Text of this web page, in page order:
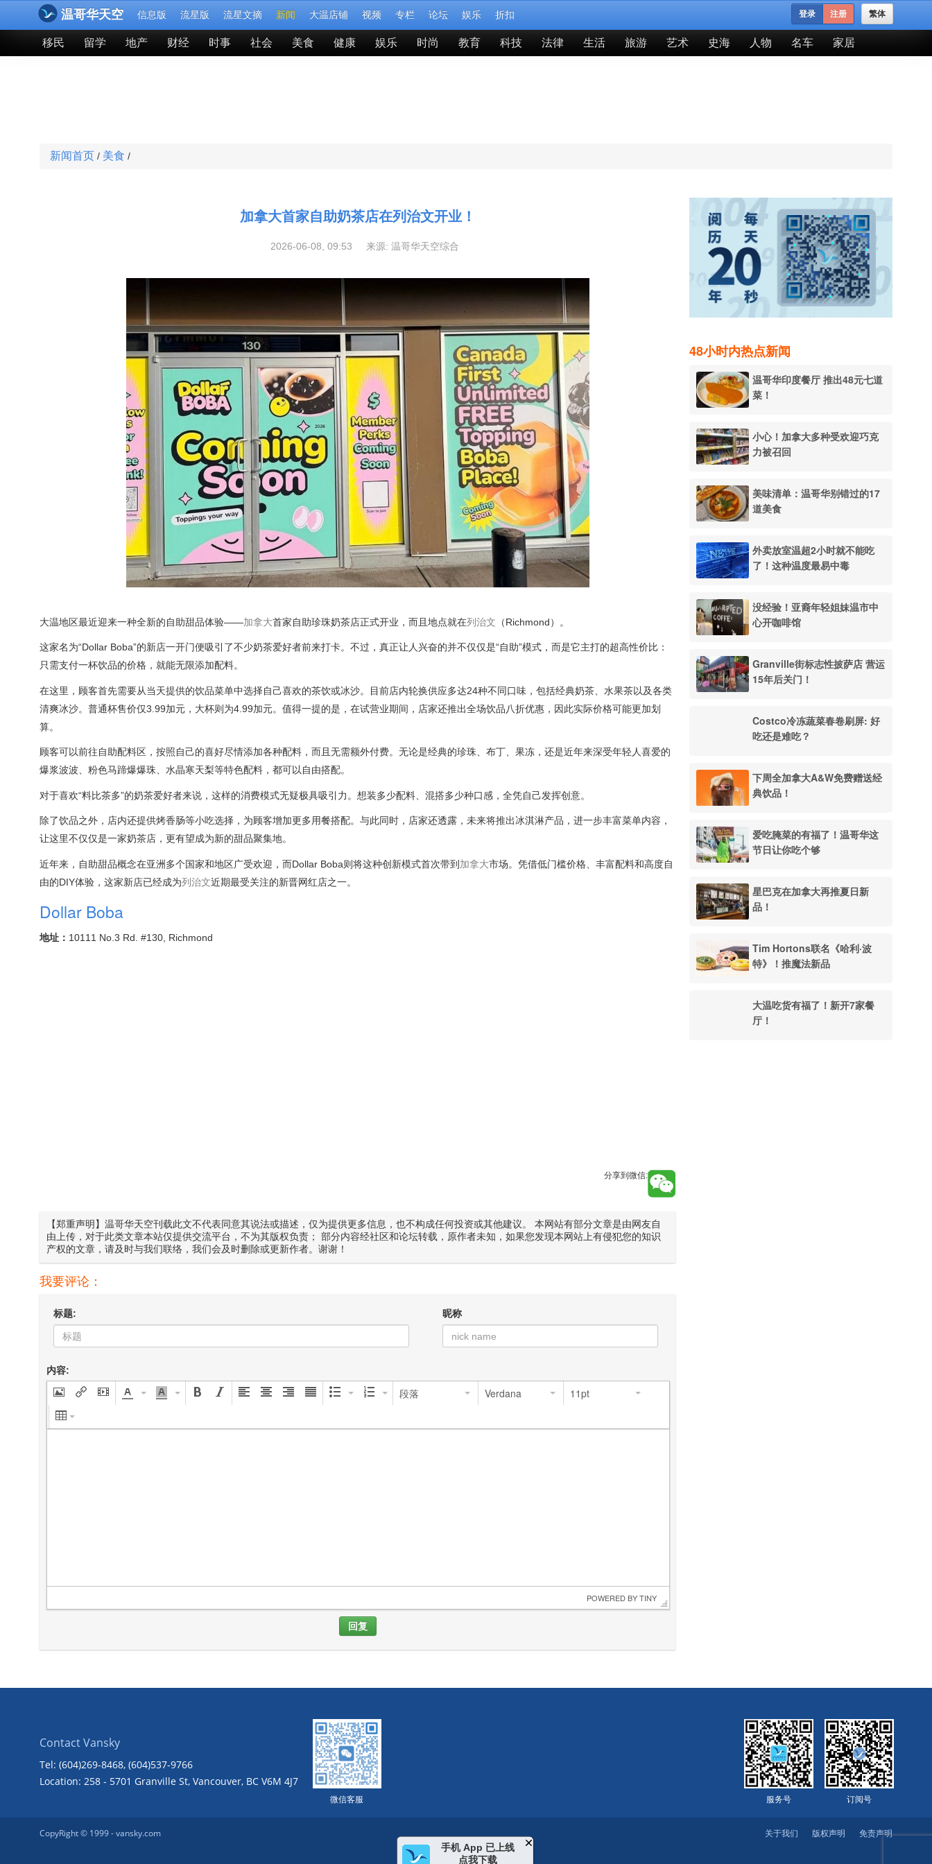
手机 App 已上线
点我下载
温哥华天空 信息版 流星版 流星文摘 新闻 大温店铺 视频 专栏 论坛 娱乐 折扣 繁体
登录 注册
移民 留学 地产 财经 时事 社会 美食 健康 娱乐 时尚 教育 科技 法律 生活 旅游 艺术 史海 人物 名车 家居
新闻首页 / 美食 /
加拿大首家自助奶茶店在列治文开业！
2026-06-08, 09:53 来源: 温哥华天空综合
大温地区最近迎来一种全新的自助甜品体验——加拿大首家自助珍珠奶茶店正式开业，而且地点就在列治文 （Richmond）。
这家名为“Dollar Boba”的新店一开门便吸引了不少奶茶爱好者前来打卡。不过，真正让人兴奋的并不仅仅是“自助”模式，而是它主打的超高性价比：
只需支付一杯饮品的价格，就能无限添加配料。
在这里，顾客首先需要从当天提供的饮品菜单中选择自己喜欢的茶饮或冰沙。目前店内轮换供应多达24种不同口味，包括经典奶茶、水果茶以及各类
清爽冰沙。普通杯售价仅3.99加元，大杯则为4.99加元。值得一提的是，在试营业期间，店家还推出全场饮品八折优惠，因此实际价格可能更加划
算。
顾客可以前往自助配料区，按照自己的喜好尽情添加各种配料，而且无需额外付费。无论是经典的珍珠、布丁、果冻，还是近年来深受年轻人喜爱的
爆浆波波、粉色马蹄爆爆珠、水晶寒天梨等特色配料，都可以自由搭配。
对于喜欢“料比茶多”的奶茶爱好者来说，这样的消费模式无疑极具吸引力。想装多少配料、混搭多少种口感，全凭自己发挥创意。
除了饮品之外，店内还提供烤香肠等小吃选择，为顾客增加更多用餐搭配。与此同时，店家还透露，未来将推出冰淇淋产品，进一步丰富菜单内容，
让这里不仅仅是一家奶茶店，更有望成为新的甜品聚集地。
近年来，自助甜品概念在亚洲多个国家和地区广受欢迎，而Dollar Boba则将这种创新模式首次带到加拿大市场。凭借低门槛价格、丰富配料和高度自
由的DIY体验，这家新店已经成为列治文近期最受关注的新晋网红店之一。
Dollar Boba
地址： 10111 No.3 Rd. #130, Richmond
分享到微信:
【郑重声明】温哥华天空刊载此文不代表同意其说法或描述，仅为提供更多信息，也不构成任何投资或其他建议。 本网站有部分文章是由网友自
由上传，对于此类文章本站仅提供交流平台，不为其版权负责； 部分内容经社区和论坛转载，原作者未知，如果您发现本网站上有侵犯您的知识
产权的文章，请及时与我们联络，我们会及时删除或更新作者。谢谢！
我要评论：
标题: 昵称
内容:
段落 Verdana 11pt
POWERED BY TINY
回复
48小时内热点新闻
温哥华印度餐厅 推出48元七道
菜！
小心！加拿大多种受欢迎巧克
力被召回
美味清单：温哥华别错过的17
道美食
外卖放室温超2小时就不能吃
了！这种温度最易中毒
没经验！亚裔年轻姐妹温市中
心开咖啡馆
Granville街标志性披萨店 营运
15年后关门！
Costco冷冻蔬菜春卷刷屏: 好
吃还是难吃？
下周全加拿大A&W免费赠送经
典饮品！
爱吃腌菜的有福了！温哥华这
节日让你吃个够
星巴克在加拿大再推夏日新
品！
Tim Hortons联名《哈利·波
特》！推魔法新品
大温吃货有福了！新开7家餐
厅！
Contact Vansky
Tel: (604)269-8468, (604)537-9766
Location: 258 - 5701 Granville St, Vancouver, BC V6M 4J7
微信客服 订阅号
服务号
CopyRight © 1999 -vansky.com 免责声明
版权声明
关于我们